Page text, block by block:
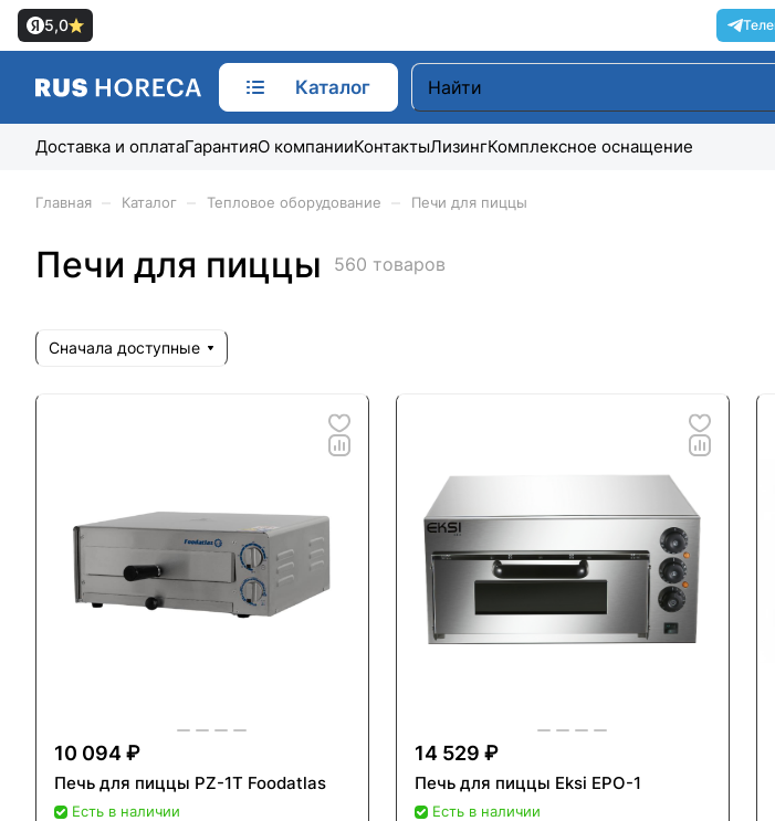
5,0
Каталог
Доставка и оплатаГарантияО компанииКонтактыЛизингКомплексное оснащение
Главная Каталог Тепловое оборудование Печи для пиццы
Печи для пиццы 560 товаров
Сначала доступные
10 094 ₽
Печь для пиццы PZ-1T Foodatlas
Есть в наличии
14 529 ₽
Печь для пиццы Eksi EPO-1
Есть в наличии